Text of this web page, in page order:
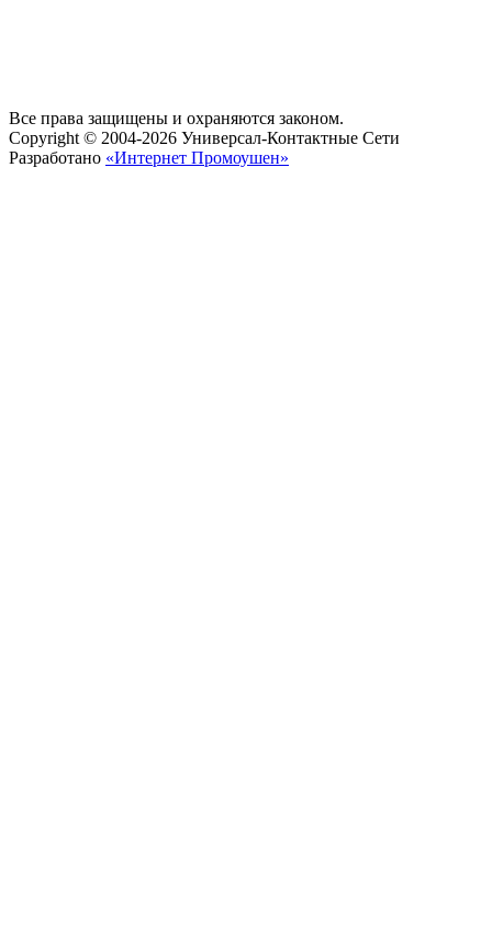
Все права защищены и охраняются законом.
Copyright © 2004-2026 Универсал-Контактные Сети
Разработано «Интернет Промоушен»